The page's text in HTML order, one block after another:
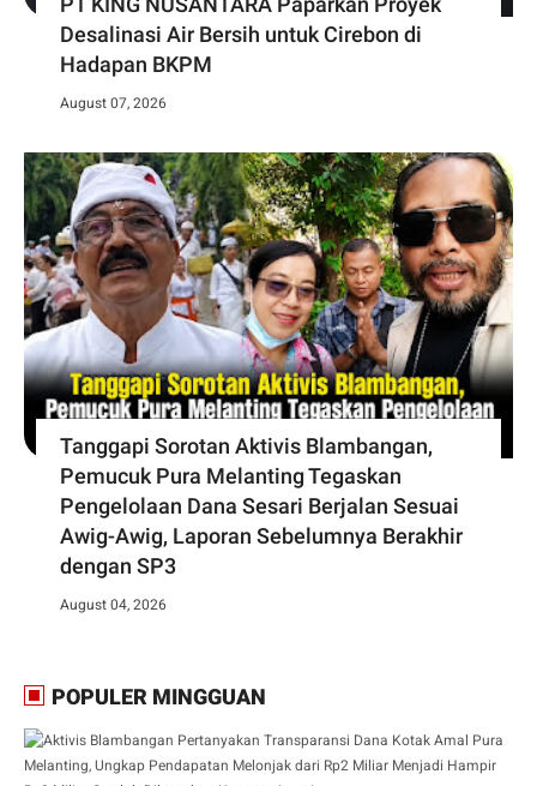
Desalinasi Air Bersih untuk Cirebon di
Hadapan BKPM
August 07, 2026
Tanggapi Sorotan Aktivis Blambangan,
Pemucuk Pura Melanting Tegaskan
Pengelolaan Dana Sesari Berjalan Sesuai
Awig-Awig, Laporan Sebelumnya Berakhir
dengan SP3
August 04, 2026
POPULER MINGGUAN